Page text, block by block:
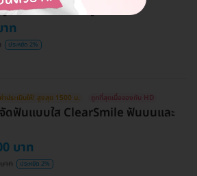
น พร้อมเคลือบฟลูออไรด์
ท
ประหยัด 2%
ประเมินให้! สูงสุด 1500 บ. ถูกที่สุดเมื่อจองกับ HD
ดฟันแบบใส ClearSmile ฟันบนและ
บาท
าท ประหยัด 2%